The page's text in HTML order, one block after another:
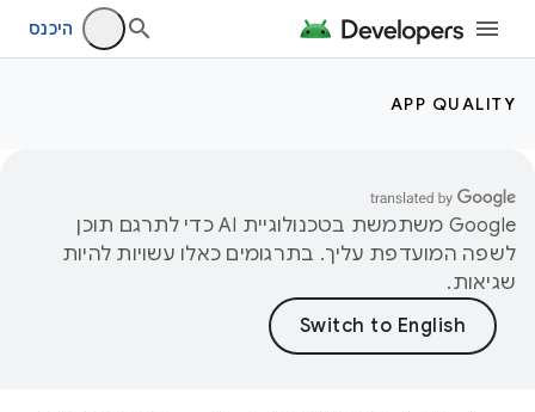
היכנס
APP QUALITY
‫Google משתמשת בטכנולוגיית AI כדי לתרגם תוכן
לשפה המועדפת עליך. בתרגומים כאלו עשויות להיות
שגיאות.